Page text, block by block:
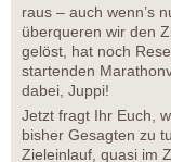
raus – auch wenn’s
überqueren wir den
gelöst, hat noch
startenden
dabei, Juppi!
Jetzt fragt Ihr Euch,
bisher Gesagten zu
Zieleinlauf, quasi im